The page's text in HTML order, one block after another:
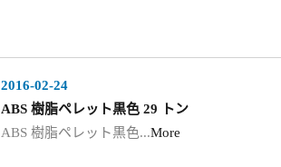
2016-02-24
ABS 樹脂ペレット黒色 29 トン
ABS 樹脂ペレット黒色...More